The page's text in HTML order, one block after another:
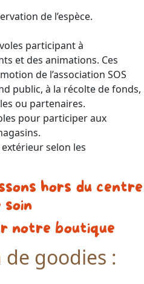
de l’espèce.
participant à
et des animations. Ces
de l’association SOS
public, à la récolte de fonds,
ou partenaires.
pour participer aux
selon les
hors du centre
soin
notre boutique
goodies :